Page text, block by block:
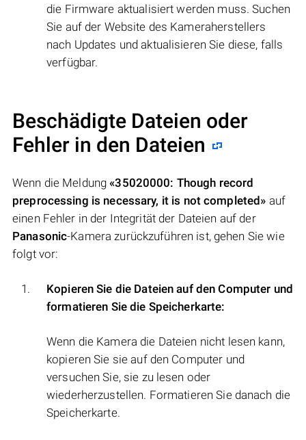
die Firmware aktualisiert werden muss. Suchen
Sie auf der Website des Kameraherstellers
nach Updates und aktualisieren Sie diese, falls
verfügbar.
Beschädigte Dateien oder
Fehler in den Dateien
Wenn die Meldung«35020000: Though record
preprocessing is necessary, it is not completed» auf
einen Fehler in der Integrität der Dateien auf der
Panasonic-Kamera zurückzuführen ist, gehen Sie wie
folgt vor:
Kopieren Sie die Dateien auf den Computer und
formatieren Sie die Speicherkarte:
Wenn die Kamera die Dateien nicht lesen kann,
kopieren Sie sie auf den Computer und
versuchen Sie, sie zu lesen oder
wiederherzustellen. Formatieren Sie danach die
Speicherkarte.